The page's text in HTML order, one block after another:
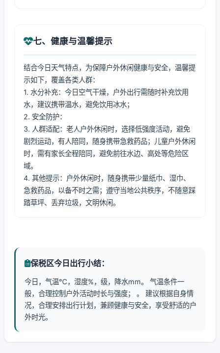
七、健康与温馨提示
结合今日天气特点，为保障户外休闲健康与安全，温馨提
示如下，覆盖各类人群：
1. 水分补充：今日空气干燥，户外出行需随时补充饮用
水，建议携带温水，避免饮用冰水；
2. 安全防护：
3. 人群适配：老人户外休闲时，选择低强度活动，避免
剧烈运动，有人陪同，随身携带急救药品；儿童户外休闲
时，需有家长全程陪同，避免前往水边、高处等危险区
域。
4. 其他提示：户外休闲时，随身携带少量纸巾、湿巾、
急救药品，以备不时之需；遵守当地公共秩序，不随意踩
踏草坪、丢弃垃圾，文明休闲。
保税区今日出行小结：
今日，气温℃，湿度%，级，降水mm。 气温条件一
般，合理控制户外活动时长与强度； 。 建议根据自身情
况，合理安排出行计划，兼顾健康与安全，享受舒适的户
外时光。